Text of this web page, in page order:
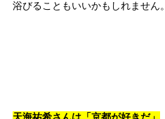
浴びることもいいかもしれません。
天海祐希さんは「京都が好きだ」